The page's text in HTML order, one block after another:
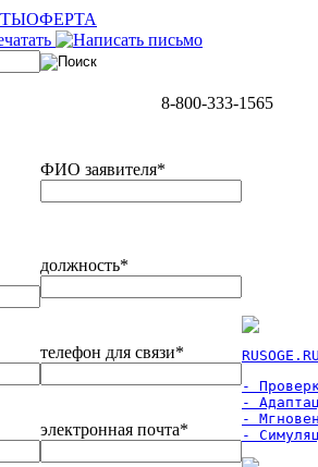
ОФЕРТА
8-800-333-1565
ФИО заявителя*
должность*
телефон для связи*
электронная почта*
-
-
-
-